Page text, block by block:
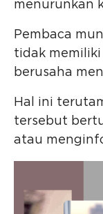
menurunkan
Pembaca
tidak
berusaha
Hal ini
tersebut
atau